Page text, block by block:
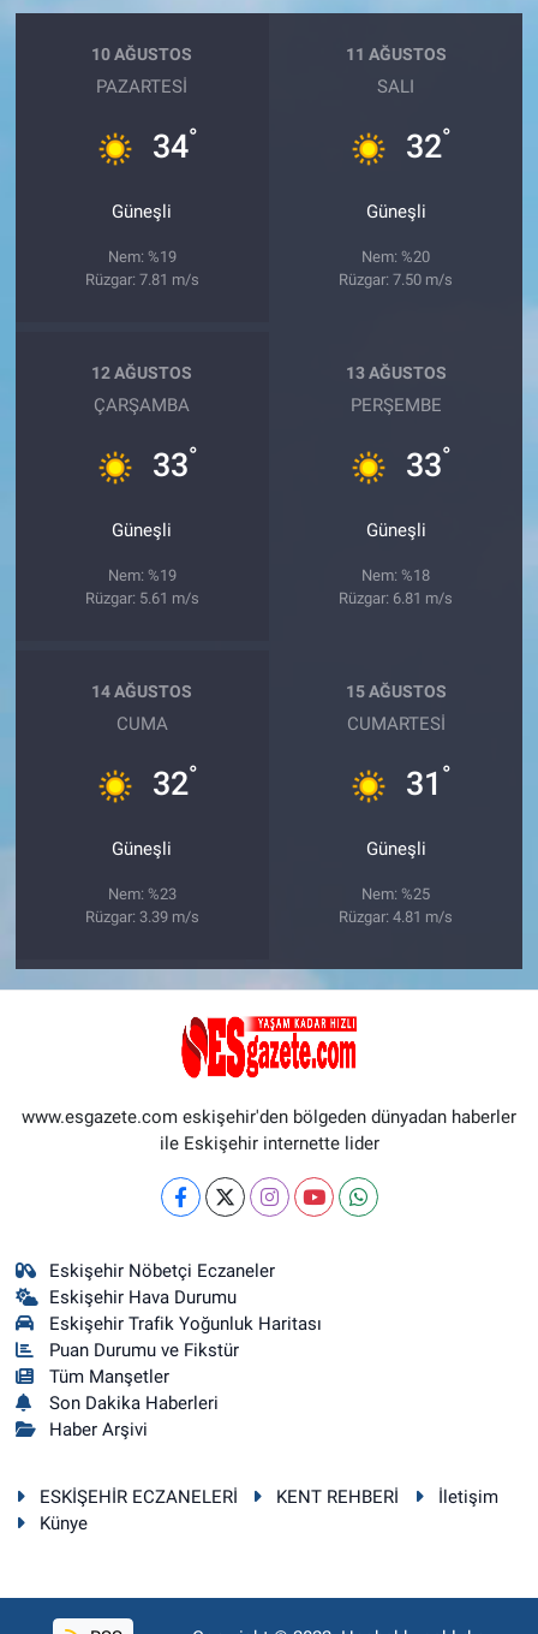
10 AĞUSTOS
PAZARTESI
34°
Güneşli
Nem: %19
Rüzgar: 7.81 m/s
11 AĞUSTOS
SALI
32°
Güneşli
Nem: %20
Rüzgar: 7.50 m/s
12 AĞUSTOS
ÇARŞAMBA
33°
Güneşli
Nem: %19
Rüzgar: 5.61 m/s
13 AĞUSTOS
PERŞEMBE
33°
Güneşli
Nem: %18
Rüzgar: 6.81 m/s
14 AĞUSTOS
CUMA
32°
Güneşli
Nem: %23
Rüzgar: 3.39 m/s
15 AĞUSTOS
CUMARTESI
31 °
Güneşli
Nem: %25
Rüzgar: 4.81 m/s
www.esgazete.com eskişehir'den bölgeden dünyadan haberler
ile Eskişehir internette lider
Eskişehir Nöbetçi Eczaneler
Eskişehir Hava Durumu
Eskişehir Trafik Yoğunluk Haritası
Puan Durumu ve Fikstür
Tüm Manşetler
Son Dakika Haberleri
Haber Arşivi
ESKİŞEHİR ECZANELERİ KENT REHBERİ
İletişim
Künye